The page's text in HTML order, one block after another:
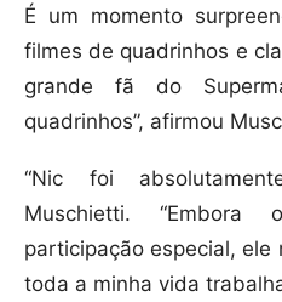
É um momento
filmes de quadrinhos e
grande fã do
quadrinhos”, afirmou
“Nic foi
Muschietti.
participação especial,
toda a minha vida